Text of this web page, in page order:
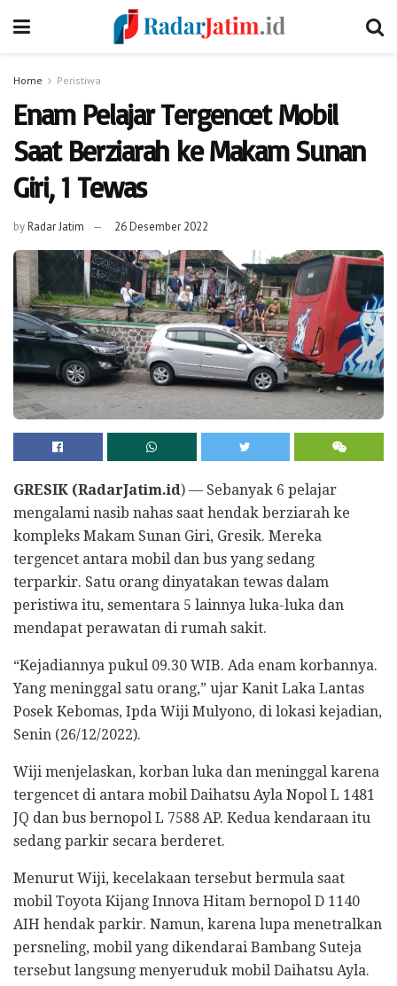
Home Peristiwa
Enam Pelajar Tergencet Mobil
Saat Berziarah ke Makam Sunan
Giri, 1 Tewas
byRadar Jatim 26 Desember 2022
GRESIK (RadarJatim.id) — Sebanyak 6 pelajar
mengalami nasib nahas saat hendak berziarah ke
kompleks Makam Sunan Giri, Gresik. Mereka
tergencet antara mobil dan bus yang sedang
terparkir. Satu orang dinyatakan tewas dalam
peristiwa itu, sementara 5 lainnya luka-luka dan
mendapat perawatan di rumah sakit.
“Kejadiannya pukul 09.30 WIB. Ada enam korbannya.
Yang meninggal satu orang,” ujar Kanit Laka Lantas
Posek Kebomas, Ipda Wiji Mulyono, di lokasi kejadian,
Senin (26/12/2022).
Wiji menjelaskan, korban luka dan meninggal karena
tergencet di antara mobil Daihatsu Ayla Nopol L 1481
JQ dan bus bernopol L 7588 AP. Kedua kendaraan itu
sedang parkir secara berderet.
Menurut Wiji, kecelakaan tersebut bermula saat
mobil Toyota Kijang Innova Hitam bernopol D 1140
AIH hendak parkir. Namun, karena lupa menetralkan
persneling, mobil yang dikendarai Bambang Suteja
tersebut langsung menyeruduk mobil Daihatsu Ayla.